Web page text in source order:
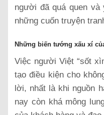
người đã quá quen và
những cuốn truyện
Những biến tướng xấu xí
Việc người Việt “sốt
tạo điều kiện cho
lời, nhất là khi nguồn
nay còn khá mông